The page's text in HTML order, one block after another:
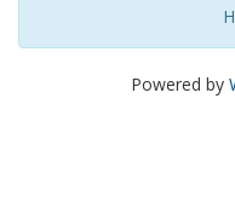
Powered by